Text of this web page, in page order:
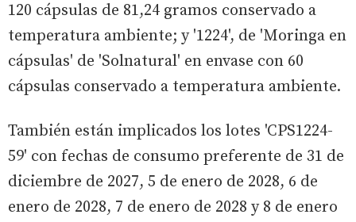
120 cápsulas de 81,24 gramos conservado a
temperatura ambiente; y '1224', de 'Moringa en
cápsulas' de 'Solnatural' en envase con 60
cápsulas conservado a temperatura ambiente.
También están implicados los lotes 'CPS1224-
59' con fechas de consumo preferente de 31 de
diciembre de 2027, 5 de enero de 2028, 6 de
enero de 2028, 7 de enero de 2028 y 8 de enero